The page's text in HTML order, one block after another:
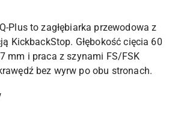
Plus to zagłębiarka przewodowa z
KickbackStop. Głębokość cięcia 60
mm i praca z szynami FS/FSK
bez wyrw po obu stronach.